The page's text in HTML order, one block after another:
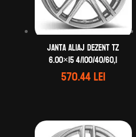
Janta aliaj DEZENT TZ
6.00×15 4/100/40/60,1
570.44lei